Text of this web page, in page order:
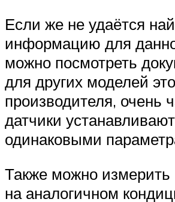
Если же не удаётся
информацию для
можно посмотреть
для других моделей
производителя, очень
датчики
одинаковыми
Также можно
на аналогичном